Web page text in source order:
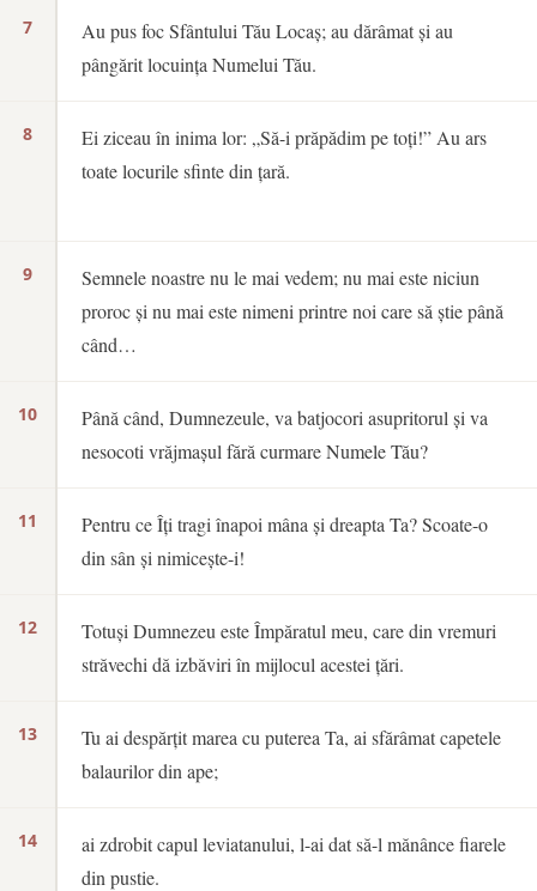
7
8
9
10
11
12
13
14
Au pus foc Sfântului Tău Locaș; au dărâmat și au
pângărit locuința Numelui Tău.
Ei ziceau în inima lor: „Să-i prăpădim pe toți!” Au ars
toate locurile sfinte din țară.
Semnele noastre nu le mai vedem; nu mai este niciun
proroc și nu mai este nimeni printre noi care să știe până
când…
Până când, Dumnezeule, va batjocori asupritorul și va
nesocoti vrăjmașul fără curmare Numele Tău?
Pentru ce Îți tragi înapoi mâna și dreapta Ta? Scoate-o
din sân și nimicește-i!
Totuși Dumnezeu este Împăratul meu, care din vremuri
străvechi dă izbăviri în mijlocul acestei țări.
Tu ai despărțit marea cu puterea Ta, ai sfărâmat capetele
balaurilor din ape;
ai zdrobit capul leviatanului, l-ai dat să-l mănânce fiarele
din pustie.